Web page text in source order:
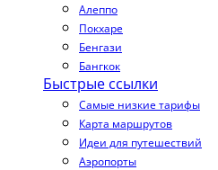
Алеппо
Покхаре
Бенгази
Бангкок
Быстрые ссылки
Самые низкие тарифы
Карта маршрутов
Идеи для путешествий
Аэропорты